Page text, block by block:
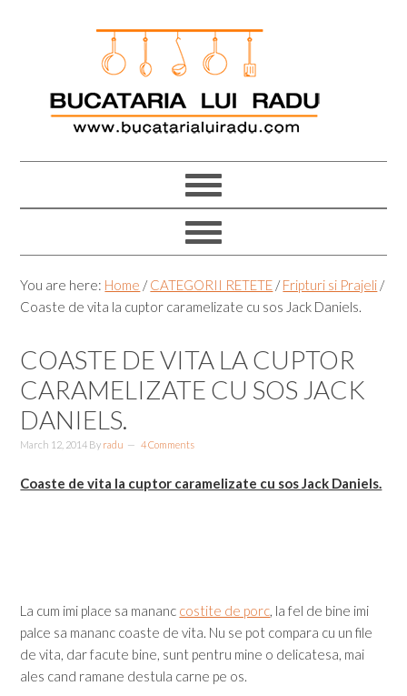
You are here: Home / CATEGORII RETETE / Fripturi si Prajeli /
Coaste de vita la cuptor caramelizate cu sos Jack Daniels.
COASTE DE VITA LA CUPTOR
CARAMELIZATE CU SOS JACK
DANIELS.
March 12, 2014 By radu 4 Comments
Coaste de vita la cuptor caramelizate cu sos Jack Daniels.
La cum imi place sa mananc costite de porc, la fel de bine imi
palce sa mananc coaste de vita. Nu se pot compara cu un file
de vita, dar facute bine, sunt pentru mine o delicatesa, mai
ales cand ramane destula carne pe os.